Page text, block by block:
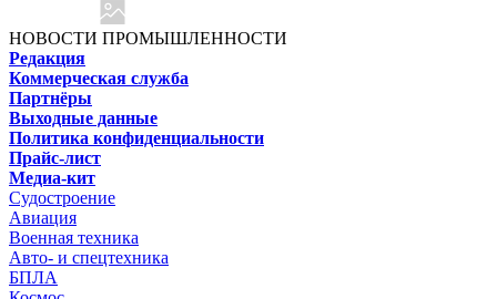
НОВОСТИ ПРОМЫШЛЕННОСТИ
Редакция
Коммерческая служба
Партнёры
Выходные данные
Политика конфиденциальности
Прайс-лист
Медиа-кит
Судостроение
Авиация
Военная техника
Авто- и спецтехника
БПЛА